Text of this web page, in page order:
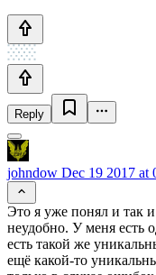
Reply
johndow Dec 19 2017 at
Это я уже понял и так
неудобно. У меня есть
есть такой же
ещё какой-то